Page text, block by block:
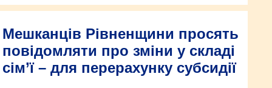
Мешканців Рівненщини просять
повідомляти про зміни у складі
сім’ї – для перерахунку субсидії